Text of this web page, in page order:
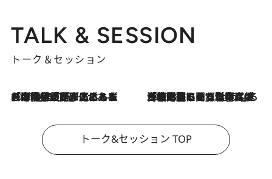
TALK & SESSION
トーク＆セッション
2026.8.3
「今後値上げがあるとすれば…」「リスクがあるのは今年の冬」エネルギー専門家が語る、ホルムズ海峡封鎖が家庭にもたらす“ある心配” 2026.8.3
「住宅建てられない…」「サーチャージ料の高値が続いている」ホルムズ海峡封鎖による影響はいつまで続く？《エネルギー専門家に聞く“どうなる日本の暮らし”》
トーク&セッション TOP